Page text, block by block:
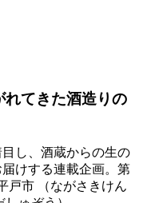
れてきた酒造りの
し、酒蔵からの生の
けする連載企画。第
戸市 （ながさきけん